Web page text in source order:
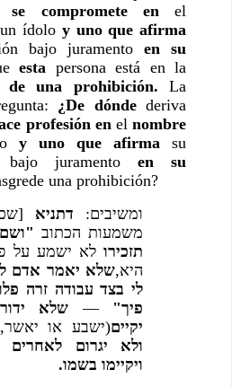
compromete en
ídolo y uno que afirma
bajo juramento en su
esta persona está en la
de una prohibición. La
¿De dónde deriva
profesión en el nombre
y uno que afirma su
bajo juramento en su
una prohibición?
ומשיבים: דתניא
משמעות הכתוב
תזכירו לא ישמע על
היא,שלא יאמר אדם
פיך" — שלא ידור
יקיים(ישבע או
ולא יגרום לאחרים
ויקיימו בשמו.